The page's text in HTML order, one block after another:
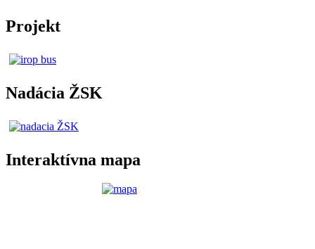
Projekt
Nadácia ŽSK
Interaktívna mapa